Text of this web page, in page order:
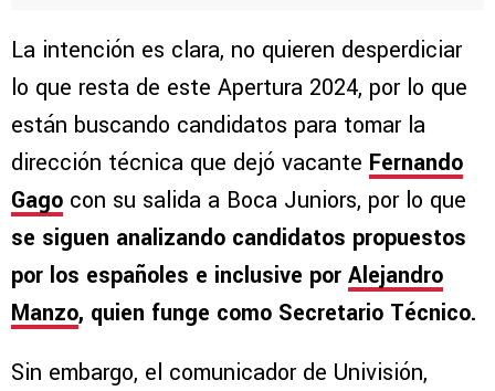
La intención es clara, no quieren desperdiciar
lo que resta de este Apertura 2024, por lo que
están buscando candidatos para tomar la
dirección técnica que dejó vacante Fernando
Gago con su salida a Boca Juniors, por lo que
se siguen analizando candidatos propuestos
por los españoles e inclusive por Alejandro
Manzo, quien funge como Secretario Técnico.
Sin embargo, el comunicador de Univisión,